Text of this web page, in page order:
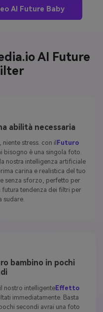
AI Future Baby
AI Future
stress. con ilFuturo
bisogno è una singola foto.
nostra intelligenza artificiale
carina e realistica del tuo
senza sforzo, perfetto per
tendenza dei filtri per
bambino in pochi
nostro intelligenteEffetto
immediatamente. Basta